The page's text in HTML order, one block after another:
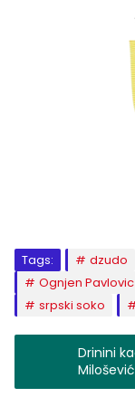
Tags: dzudo
Ognjen Pavlovic
srpski soko
Drinini